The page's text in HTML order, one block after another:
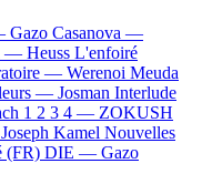
Gazo Casanova —
— Heuss L'enfoiré
— Werenoi Meuda
— Josman Interlude
1 2 3 4 — ZOKUSH
Joseph Kamel Nouvelles
(FR) DIE — Gazo